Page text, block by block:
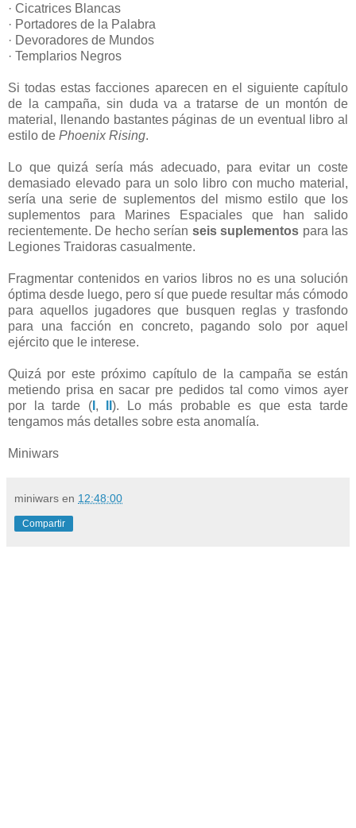
· Cicatrices Blancas
· Portadores de la Palabra
· Devoradores de Mundos
· Templarios Negros
Si todas estas facciones aparecen en el siguiente capítulo
de la campaña, sin duda va a tratarse de un montón de
material, llenando bastantes páginas de un eventual libro al
estilo de Phoenix Rising.
Lo que quizá sería más adecuado, para evitar un coste
demasiado elevado para un solo libro con mucho material,
sería una serie de suplementos del mismo estilo que los
suplementos para Marines Espaciales que han salido
recientemente. De hecho serían seis suplementos para las
Legiones Traidoras casualmente.
Fragmentar contenidos en varios libros no es una solución
óptima desde luego, pero sí que puede resultar más cómodo
para aquellos jugadores que busquen reglas y trasfondo
para una facción en concreto, pagando solo por aquel
ejército que le interese.
Quizá por este próximo capítulo de la campaña se están
metiendo prisa en sacar pre pedidos tal como vimos ayer
por la tarde (I , II). Lo más probable es que esta tarde
tengamos más detalles sobre esta anomalía.
Miniwars
miniwars en 12:48:00
Compartir